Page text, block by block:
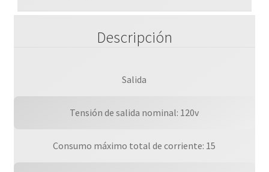
Descripción
Salida
Tensión de salida nominal: 120v
Consumo máximo total de corriente: 15